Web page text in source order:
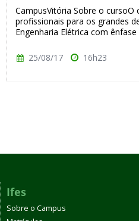
CampusVitória Sobre o cursoO
profissionais para os grandes
Engenharia Elétrica com
25/08/17 16h23
Ifes
Sobre o Campus